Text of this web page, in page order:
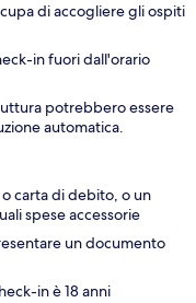
di accogliere gli ospiti
in fuori dall'orario
potrebbero essere
automatica.
carta di debito, o un
spese accessorie
un documento
in è 18 anni